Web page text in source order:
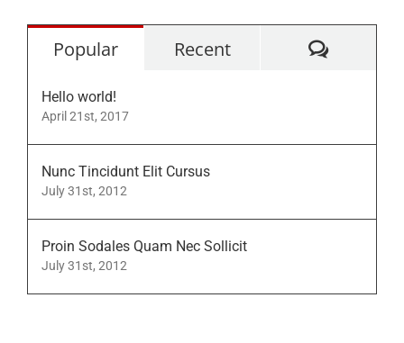
Popular Recent
Hello world!
April 21st, 2017
Nunc Tincidunt Elit Cursus
July 31st, 2012
Proin Sodales Quam Nec Sollicit
July 31st, 2012